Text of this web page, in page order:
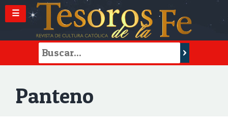
☰
Panteno